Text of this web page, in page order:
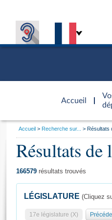
Accueil
d'accueil
Général
Vous
Accueil Recherche sur... Résultats
Résultats de
166579 résultats trouvés
LÉGISLATURE (Cliquez
17e législature (X)